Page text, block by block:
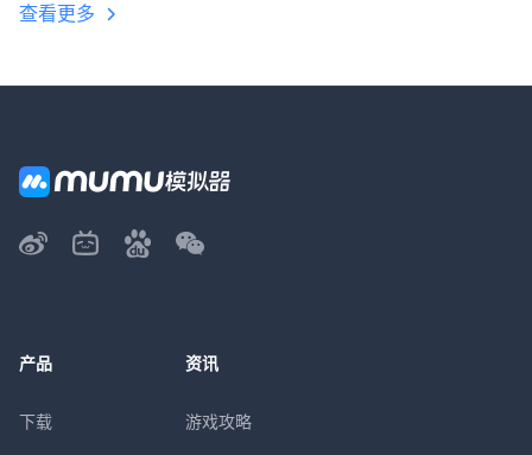
查看更多
产品
下载
资讯
游戏攻略